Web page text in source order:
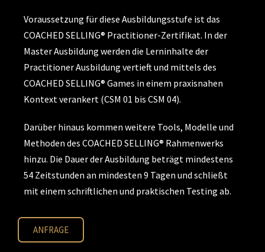
Voraussetzung für diese Ausbildungsstufe ist das
COACHED SELLING® Practitioner-Zertifikat. In der
Master Ausbildung werden die Lerninhalte der
Practitioner Ausbildung vertieft und mittels des
COACHED SELLING® Games in einem praxisnahen
Kontext verankert (CSM 01 bis CSM 04).
Darüber hinaus kommen weitere Tools, Modelle und
Methoden des COACHED SELLING® Rahmenwerks
hinzu. Die Dauer der Ausbildung beträgt mindestens
54 Zeitstunden an mindesten 9 Tagen und schließt
mit einem schriftlichen und praktischen Testing ab.
ANFRAGE